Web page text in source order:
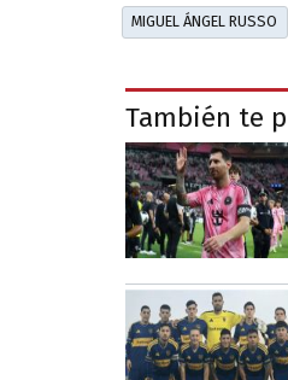
MIGUEL ÁNGEL RUSSO
También te